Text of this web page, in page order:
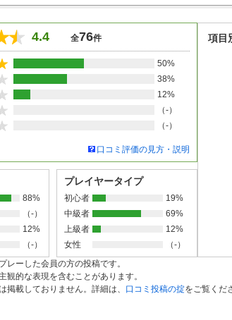
4.4 全76件
50%
38%
12%
（-）
（-）
口コミ評価の見方・説明
88%
（-）
12%
（-）
プレイヤータイプ
初心者
19%
中級者
69%
上級者
12%
女性
（-）
項目
ーした会員の方の投稿です。
的な表現を含むことがあります。
載しておりません。詳細は、 口コミ投稿の掟をご覧くだ